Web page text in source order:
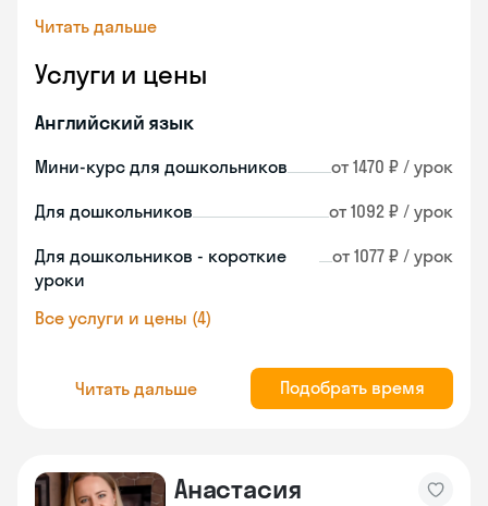
Читать дальше
Услуги и цены
Английский язык
Мини-курс для дошкольников от 1470 ₽ / урок
Для дошкольников от 1092 ₽ / урок
Для дошкольников - короткие
уроки
от 1077 ₽ / урок
Все услуги и цены (4)
Читать дальше Подобрать время
Анастасия